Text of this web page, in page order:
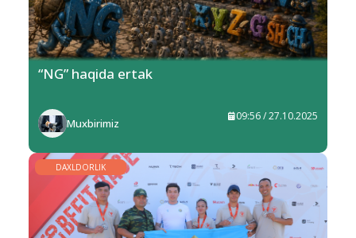
“NG” haqida ertak
Muxbirimiz
09:56 / 27.10.2025
DAXLDORLIK